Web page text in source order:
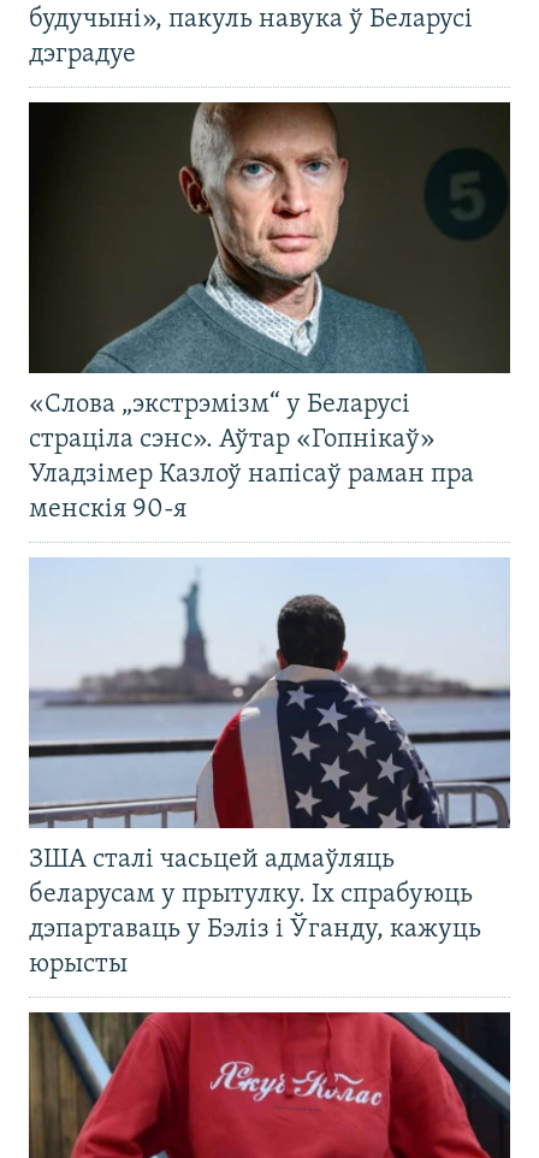
будучыні», пакуль навука ў Беларусі
дэградуе
«Слова „экстрэмізм“ у Беларусі
страціла сэнс». Аўтар «Гопнікаў»
Уладзімер Казлоў напісаў раман пра
менскія 90-я
ЗША сталі часьцей адмаўляць
беларусам у прытулку. Іх спрабуюць
дэпартаваць у Бэліз і Ўганду, кажуць
юрысты